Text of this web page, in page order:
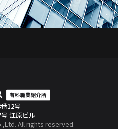
12号
江原ビル
All rights reserved.